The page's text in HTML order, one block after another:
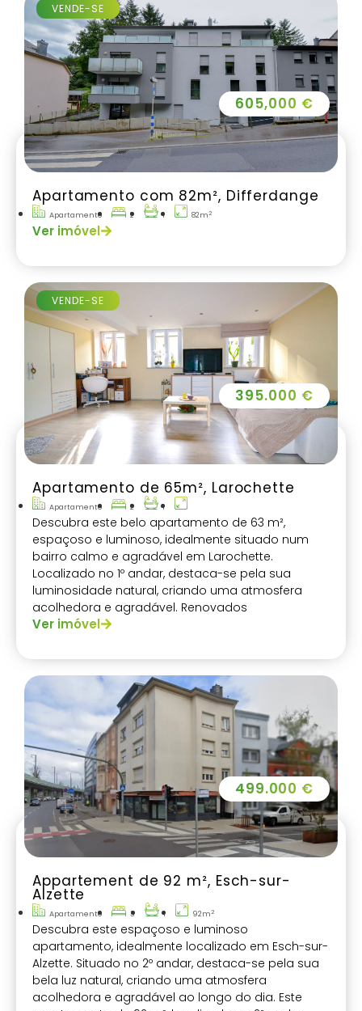
Apartamento com 82m², Differdange
Apartamento 2 1 82m2
Ver imóvel
VENDE-SE
605,000 €
Apartamento de 65m², Larochette
Apartamento 2 1
Descubra este belo apartamento de 63 m²,
espaçoso e luminoso, idealmente situado num
bairro calmo e agradável em Larochette.
Localizado no 1º andar, destaca-se pela sua
luminosidade natural, criando uma atmosfera
acolhedora e agradável. Renovados
completamente em 2008
Ver imóvel
VENDE-SE
395.000 €
Appartement de 92 m², Esch-sur-
Alzette
Apartamento 3 1 92m2
Descubra este espaçoso e luminoso
apartamento, idealmente localizado em Esch-sur-
Alzette. Situado no 2º andar, destaca-se pela sua
bela luz natural, criando uma atmosfera
acolhedora e agradável ao longo do dia. Este
499.000 €